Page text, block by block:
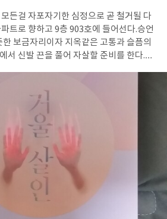
을 찾은 듯 결국 이 소설은 나에겐 진실
아버지가 되는 과정을 그린 성장 소설처
세계의 그 고요 속에 서 있고 싶지 않은
,나는 거기 서 있었다. 목요일의 아
닮았다는 하루히코가 보는 그 세계란 무엇
걸린 애들의 헛소리가 아니고 누구에게
중심이 되며 그 안에서 불행이 될수도 희
이 모든것이 가정으로부터 출발이 되며 거
않을까... 전형적인 어둡고 음
에서 묵직한 질문과 메세지가 있는 진짜
얼마나 어렵고 중요한 것인지를 다시 한번
던 한 소년과 소년의 진짜 아버지가 되고자
적인 스토리 '목요일의 아이' 리뷰였다.
든걸 자포자기한 심정으로 곧 철거될 다
트로 향하고 9층 903호에 들어선다.승언
보금자리이자 지옥같은 고통과 슬픔의
서 신발 끈을 풀어 자살할 준비를 한다.목
해지고 발이 거울에 닿자 승언은 거울속
설 '거울 살인'은 젊은 여성의 극단적인
자연적인 상황을 묘사하며 전형적인 미
는 시작된다.승언에게만 보이는 거울의
쪽과 오른쪽의 세상을 보여 주며 같은듯
언에겐 기회이자 불행이고 거울이 가지고
을 더욱 꼬이게 하며 최악으로 몰고 가는
지 끝을 알수가 없는 가
함과 체념은 결국 최악의 결과로 이어지
울들은 단순한 거울의 의미가 아닌 승언의